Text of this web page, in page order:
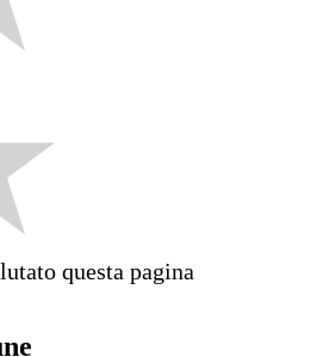
questa pagina